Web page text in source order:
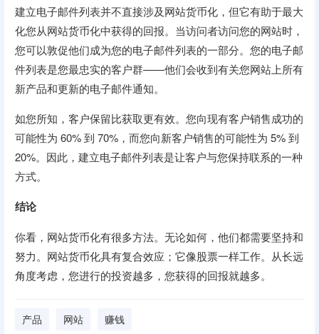
建立电子邮件列表并不直接涉及网站货币化，但它有助于最大
化您从网站货币化中获得的回报。当访问者访问您的网站时，
您可以敦促他们成为您的电子邮件列表的一部分。您的电子邮
件列表是您最忠实的客户群——他们会收到有关您网站上所有
新产品和更新的电子邮件通知。
如您所知，客户保留比获取更有效。您向现有客户销售成功的
可能性为 60% 到 70%，而您向新客户销售的可能性为 5% 到
20%。因此，建立电子邮件列表是让客户与您保持联系的一种
方式。
结论
你看，网站货币化有很多方法。无论如何，他们都需要坚持和
努力。网站货币化具有复合效应；它像股票一样工作。从长远
角度考虑，您进行的投资越多，您获得的回报就越多。
产品 网站 赚钱